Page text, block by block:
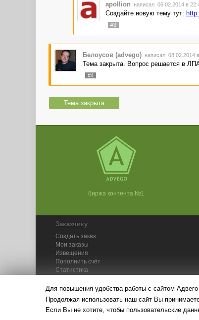
apollion написал 06.02.2014 в
Создайте новую тему тут:
#3
Белоусов (advego) написал 08.02.2014
Тема закрыта. Вопрос решается в
#4
Тема закрыта
биржа контента №1
Заказчику
Создать заказ
Мои заказы
Извещения
Пополнить счёт
Статистика
© Адвего —
Для повышения удобства работы с сайтом
Продолжая использовать наш сайт Вы
Если Вы не хотите, чтобы пользовательские